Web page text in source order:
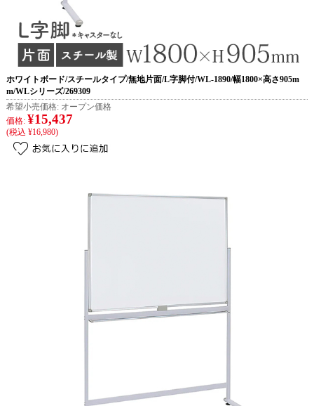
ホワイトボード/スチールタイプ/無地片面/L字脚付/WL-1890/幅1800×高さ905m
m/WLシリーズ/269309
希望小売価格: オープン価格
価格: ¥15,437
(税込 ¥16,980)